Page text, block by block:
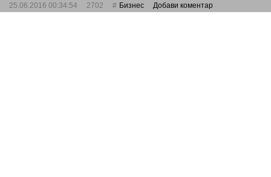
25.06.2016 00:34:54 2702 Бизнес Добави коментар